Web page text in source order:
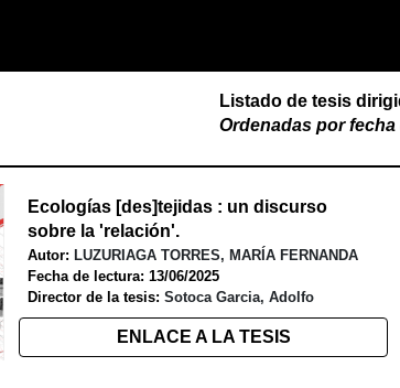
Listado de tesis
Ordenadas por
Ecologías [des]tejidas : un discurso
sobre la 'relación'.
Autor: LUZURIAGA TORRES, MARÍA FERNANDA
Fecha de lectura: 13/06/2025
Director de la tesis: Sotoca Garcia, Adolfo
ENLACE A LA TESIS